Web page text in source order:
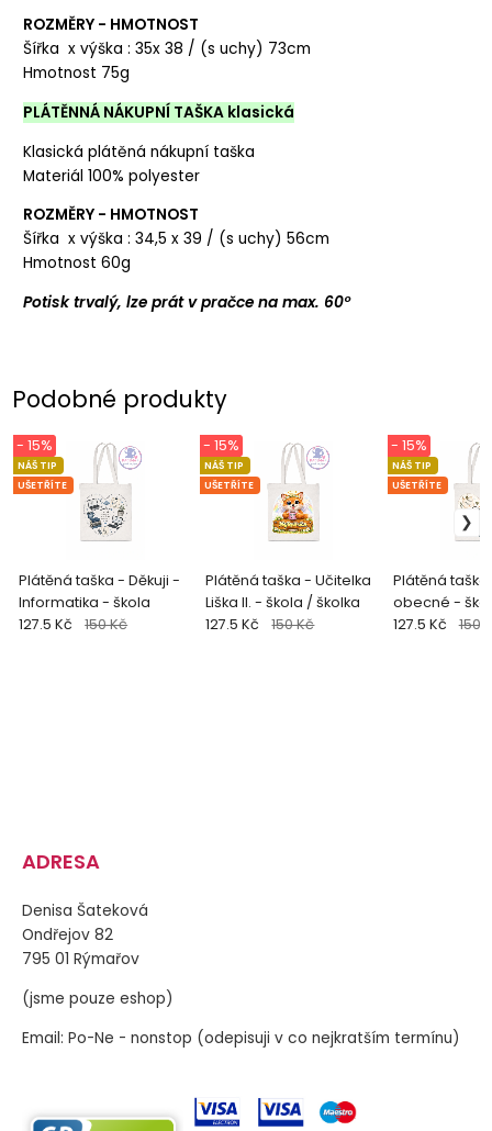
ROZMĚRY - HMOTNOST
Šířka x výška : 35x 38 / (s uchy) 73cm
Hmotnost 75g
PLÁTĚNNÁ NÁKUPNÍ TAŠKA klasická
Klasická plátěná nákupní taška
Materiál 100% polyester
ROZMĚRY - HMOTNOST
Šířka x výška : 34,5 x 39 / (s uchy) 56cm
Hmotnost 60g
Potisk trvalý, lze prát v pračce na max. 60°
Podobné produkty
Plátěná taška - Děkuji -
Informatika - škola
NÁŠ TIP
UŠETŘÍTE
- 15%
127.5 Kč 150 Kč
Plátěná taška - Učitelka
Liška II. - škola / školka
NÁŠ TIP
UŠETŘÍTE
- 15%
127.5 Kč 150 Kč
Plátěná taška
obecné -
NÁŠ TIP
UŠETŘÍTE
- 15%
127.5 Kč 150
ADRESA
Denisa Šateková
Ondřejov 82
795 01 Rýmařov
(jsme pouze eshop)
Email: Po-Ne - nonstop (odepisuji v co nejkratším termínu)